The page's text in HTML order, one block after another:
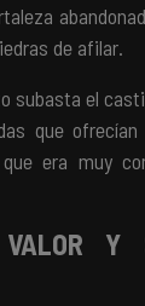
de afilar.
subasta el
que ofrecían
era muy
Y